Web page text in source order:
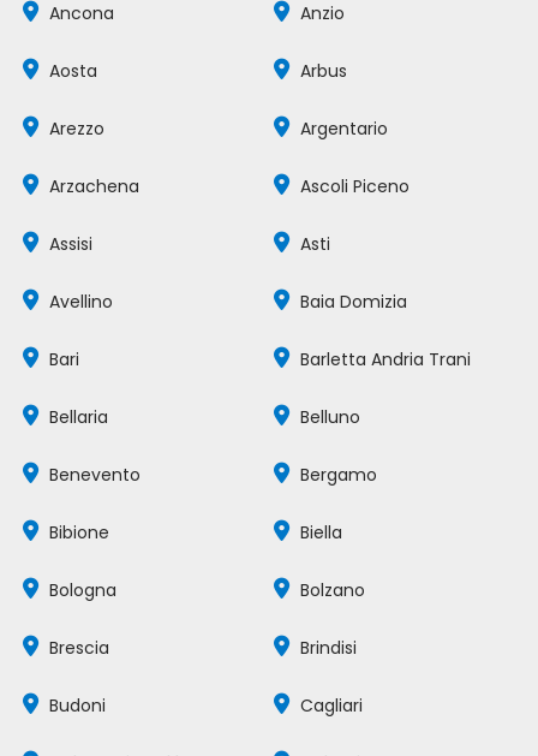
Ancona Anzio
Aosta Arbus
Arezzo Argentario
Arzachena Ascoli Piceno
Assisi Asti
Avellino Baia Domizia
Bari Barletta Andria Trani
Bellaria Belluno
Benevento Bergamo
Bibione Biella
Bologna Bolzano
Brescia Brindisi
Budoni Cagliari